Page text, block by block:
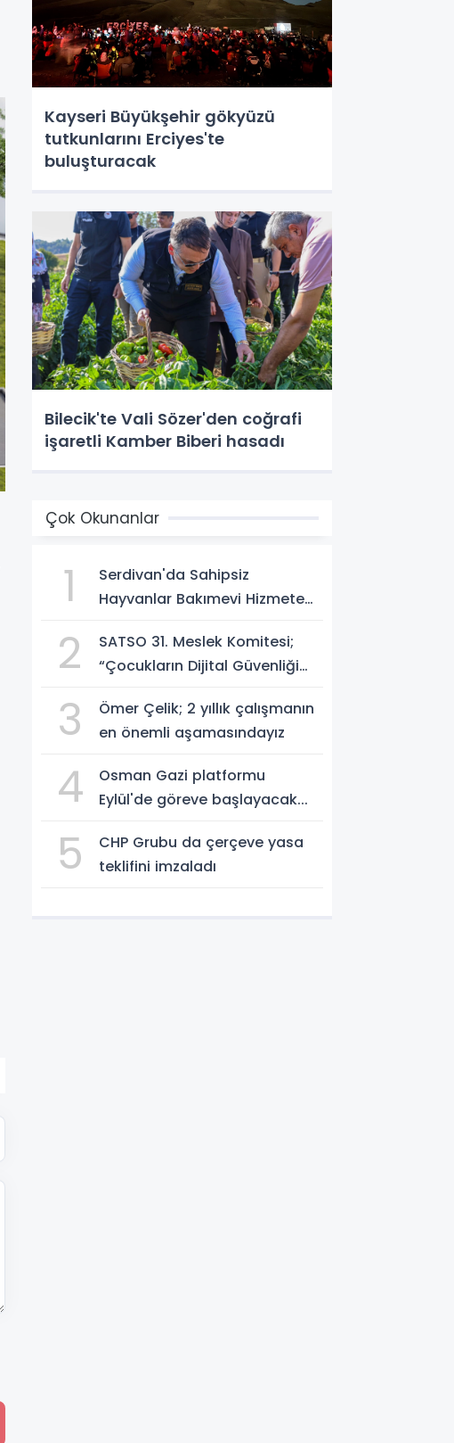
Kayseri Büyükşehir gökyüzü
tutkunlarını Erciyes'te
buluşturacak
Bilecik'te Vali Sözer'den coğrafi
işaretli Kamber Biberi hasadı
Çok Okunanlar
1
Serdivan'da Sahipsiz
Hayvanlar Bakımevi Hizmete
Yuva
2
SATSO 31. Meslek Komitesi;
“Çocukların Dijital Güvenliği
3
Ömer Çelik; 2 yıllık çalışmanın
en önemli aşamasındayız
4
Osman Gazi platformu
Eylül'de göreve başlayacak...
5
CHP Grubu da çerçeve yasa
teklifini imzaladı